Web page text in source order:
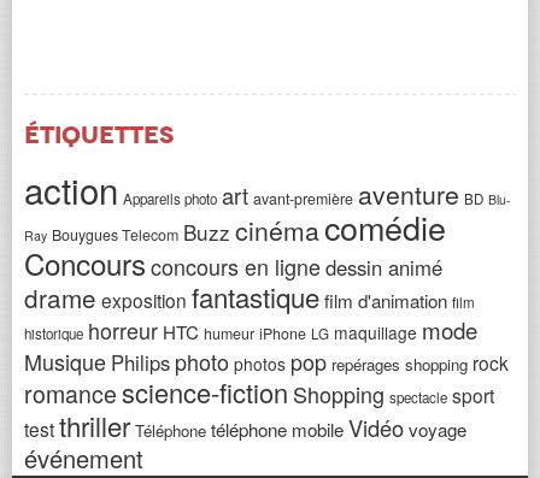
Étiquettes
action Appareils photo art avant-première aventure BD Blu-
Ray Bouygues Telecom Buzz cinémacomédie
Concoursconcours en lignedessin animé
drame exposition fantastiquefilm d'animation film
historique horreur HTC humeur iPhone LG maquillage mode
Musique Philips photo photos pop repérages shopping rock
romancescience-fiction Shopping spectacle sport
testthriller Téléphone téléphone mobileVidéovoyage
événement